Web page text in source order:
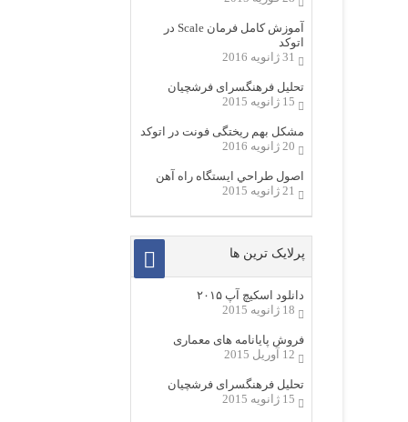
آموزش کامل فرمان Scale در
اتوکد
31 ژانویه 2016
تحلیل فرهنگسرای فرشچیان
15 ژانویه 2015
مشکل بهم ریختگی فونت در اتوکد
20 ژانویه 2016
اصول طراحي ایستگاه راه آهن
21 ژانویه 2015
پرلایک ترین ها
دانلود اسکیچ آپ ۲۰۱۵
18 ژانویه 2015
فروش پایانامه های معماری
12 آوریل 2015
تحلیل فرهنگسرای فرشچیان
15 ژانویه 2015